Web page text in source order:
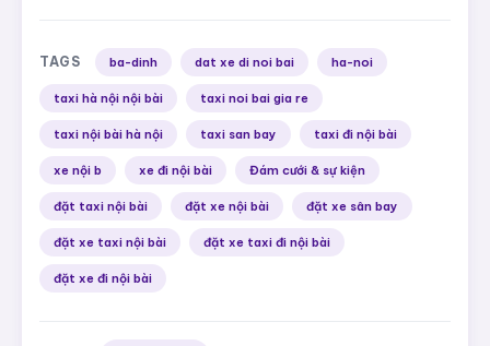
TAGS ba-dinh dat xe di noi bai ha-noi
taxi hà nội nội bài taxi noi bai gia re
taxi nội bài hà nội taxi san bay taxi đi nội bài
xe nội b xe đi nội bài Đám cưới & sự kiện
đặt taxi nội bài đặt xe nội bài đặt xe sân bay
đặt xe taxi nội bài đặt xe taxi đi nội bài
đặt xe đi nội bài